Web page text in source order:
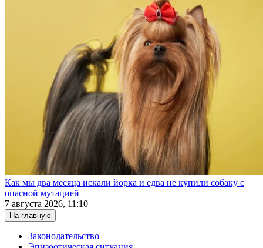
Как мы два месяца искали йорка и едва не купили собаку с
опасной мутацией
7 августа 2026, 11:10
На главную
Законодательство